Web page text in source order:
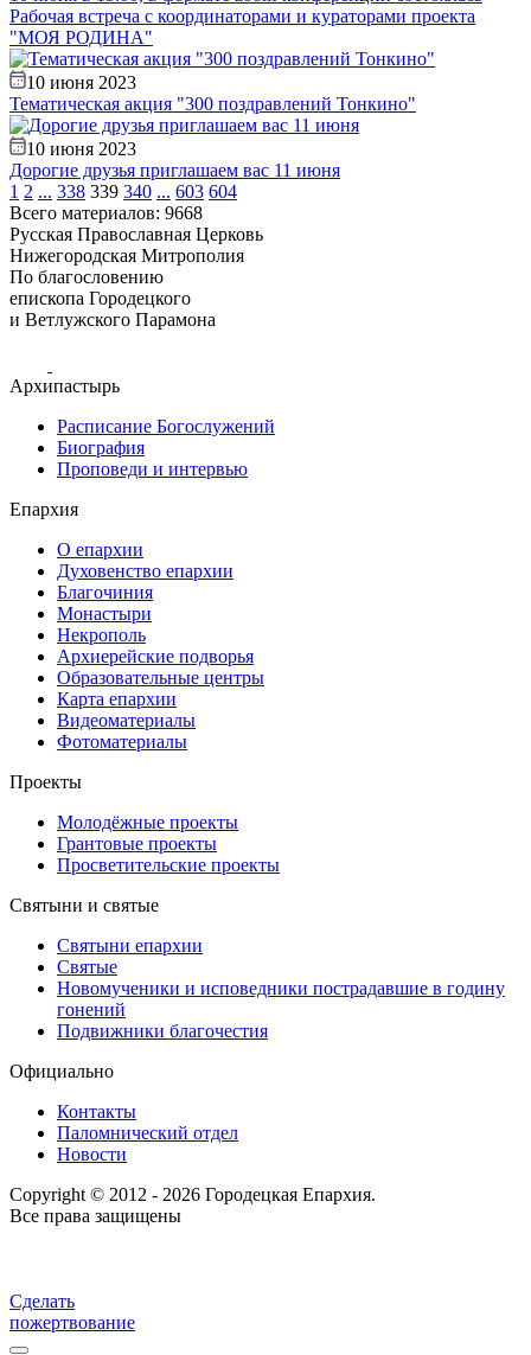
Рабочая встреча с координаторами и кураторами проекта
"МОЯ РОДИНА"
10 июня 2023
Тематическая акция "300 поздравлений Тонкино"
10 июня 2023
Дорогие друзья приглашаем вас 11 июня
1 2 ... 338 339 340 ... 603 604
Всего материалов: 9668
Русская Православная Церковь
Нижегородская Митрополия
По благословению
епископа Городецкого
и Ветлужского Парамона
Архипастырь
Расписание Богослужений
Биография
Проповеди и интервью
Епархия
О епархии
Духовенство епархии
Благочиния
Монастыри
Некрополь
Архиерейские подворья
Образовательные центры
Карта епархии
Видеоматериалы
Фотоматериалы
Проекты
Молодёжные проекты
Грантовые проекты
Просветительские проекты
Святыни и святые
Святыни епархии
Святые
Новомученики и исповедники пострадавшие в годину
гонений
Подвижники благочестия
Официально
Контакты
Паломнический отдел
Новости
Copyright © 2012 - 2026 Городецкая Епархия.
Все права защищены
Сделать
пожертвование